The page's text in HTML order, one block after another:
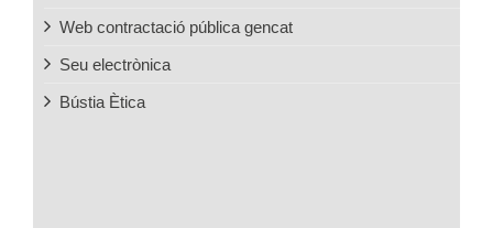
Web contractació pública gencat
Seu electrònica
Bústia Ètica